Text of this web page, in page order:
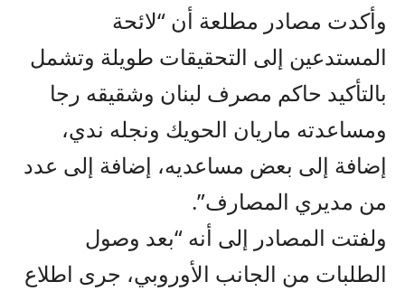
وأكدت مصادر مطلعة أن “لائحة
المستدعين إلى التحقيقات طويلة وتشمل
بالتأكيد حاكم مصرف لبنان وشقيقه رجا
ومساعدته ماريان الحويك ونجله ندي،
إضافة إلى بعض مساعديه، إضافة إلى عدد
من مديري المصارف”.
ولفتت المصادر إلى أنه “بعد وصول
الطلبات من الجانب الأوروبي، جرى اطلاع